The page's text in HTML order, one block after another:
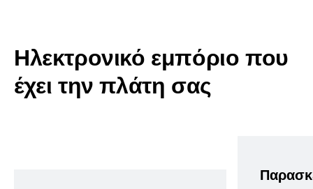
Ηλεκτρονικό εμπόριο που
έχει την πλάτη σας